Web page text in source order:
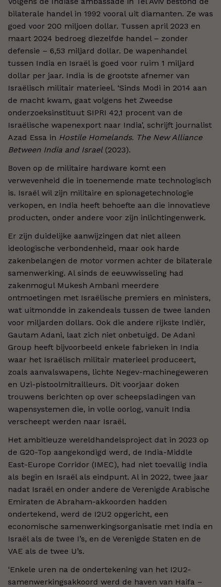
bilaterale handel in 1992 vooral uit diamanten. Ze was
goed voor 200 miljoen dollar. Tussen april 2023 en
maart 2024 bedroeg diezelfde handel – zonder
defensie – 6,53 miljard dollar. De wapenhandel
tussen India en Israël is goed voor ruim 1 miljard
dollar per jaar. India is de grootste afnemer van
Israëlisch militair materieel. ‘Sinds Modi in 2014 aan
de macht kwam, gaat volgens het Zweedse
onderzoeksinstituut SIPRI 42,1 procent van de
Israëlische wapenexport naar India’, schrijft journalist
Azad Essa in Hostile Homelands. The New Alliance
Between India and Israel(2023).
Boven op de militaire hardware komt een
verwevenheid die in toenemende mate technologisch
is. Israël wil zijn militaire en spionagetechnologie
verkopen, en India heeft behoefte aan die innovatieve
producten, onder andere voor zijn inlichtingenwerk.
Er zijn duidelijke aanwijzingen dat niet alleen
ideologische verbondenheid, maar ook harde
zakenbelangen de motor vormen achter de bilaterale
samenwerking. Al sinds de eeuwwisseling had
zakenmogul Mukesh Ambani meerdere
ontmoetingen met Israëlische premiers en ministers,
wat uitmondde in zakendeals tussen de twee landen
voor miljarden dollars. Ook die andere rijkste Indiër,
Gautam Adani, laat zich niet onbetuigd. De Adani
Group heeft bijvoorbeeld enkele fabrieken in India
waar het Israëlisch militair materieel produceert,
zoals aanvalswapens, lichte Negev-machinegeweren
en Uzi-pistoolmitrailleurs. Dit voorjaar doken
trouwens berichten op over scheepsladingen van
wapensystemen die, in volle oorlog, vanuit India
verscheept werden naar Israël.
Het ambitieuze wereldhandelsproject dat in 2023 op
de G20-Top aangekondigd werd, de India-Middle
East-Europe Corridor (IMEC), had niet toevallig India
als begin en Israël als eindpunt. Al in 2022, twee jaar
nadat Israël en onder andere de Verenigde Arabische
Emiraten de Abraham-akkoorden hadden
ondertekend, werd de I2U2 opgericht, een
economische samenwerkingsorganisatie met India en
Israël als de twee I’s, en de Verenigde Staten en de
VAE als de twee U’s.
‘Enkele uren na de ondertekening van het I2U2-
samenwerkingsakkoord werd de haven van Haifa –